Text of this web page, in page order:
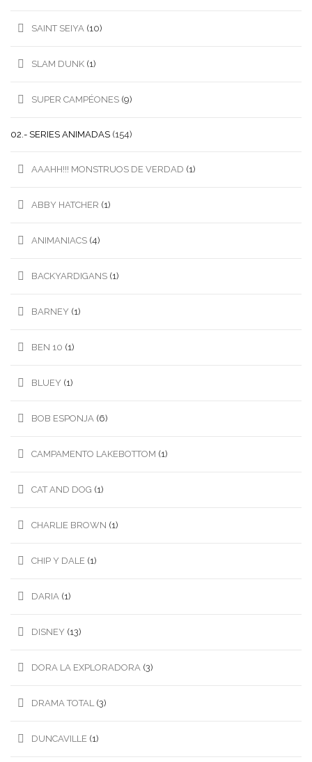
SAINT SEIYA (10)
SLAM DUNK (1)
SUPER CAMPÉONES (9)
02.- SERIES ANIMADAS (154)
AAAHH!!! MONSTRUOS DE VERDAD (1)
ABBY HATCHER (1)
ANIMANIACS (4)
BACKYARDIGANS (1)
BARNEY (1)
BEN 10 (1)
BLUEY (1)
BOB ESPONJA (6)
CAMPAMENTO LAKEBOTTOM (1)
CAT AND DOG (1)
CHARLIE BROWN (1)
CHIP Y DALE (1)
DARIA (1)
DISNEY (13)
DORA LA EXPLORADORA (3)
DRAMA TOTAL (3)
DUNCAVILLE (1)